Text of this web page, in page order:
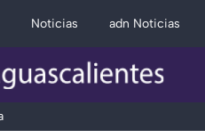
Noticias adn Noticias